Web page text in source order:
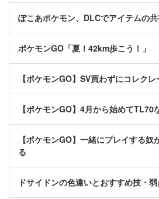
ぽこあポケモン、DLCでアイテムの
ポケモンGO「夏！42km歩こう！」
【ポケモンGO】SV買わずにコレク
【ポケモンGO】4月から始めてTL70
【ポケモンGO】一緒にプレイする
る
ドサイドンの色違いとおすすめ技・